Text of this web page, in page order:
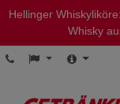
Hellinger
Whisky